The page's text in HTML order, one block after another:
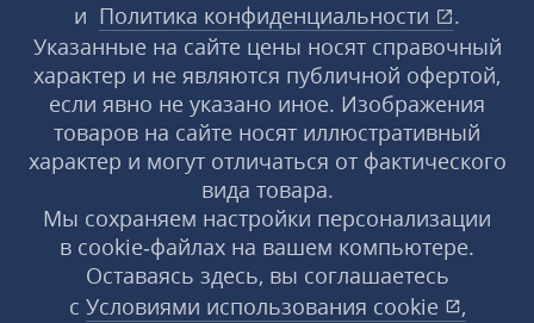
и Политика конфиденциальности
.
Указанные на сайте цены носят справочный
характер и не являются публичной офертой,
если явно не указано иное. Изображения
товаров на сайте носят иллюстративный
характер и могут отличаться от фактического
вида товара.
Мы сохраняем настройки персонализации
в cookie‑файлах на вашем компьютере.
Оставаясь здесь, вы соглашаетесь
с Условиями использования cookie
,